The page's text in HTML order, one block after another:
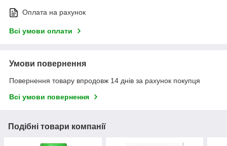
Оплата на рахунок
Всі умови оплати
Умови повернення
Повернення товару впродовж 14 днів за рахунок покупця
Всі умови повернення
Подібні товари компанії